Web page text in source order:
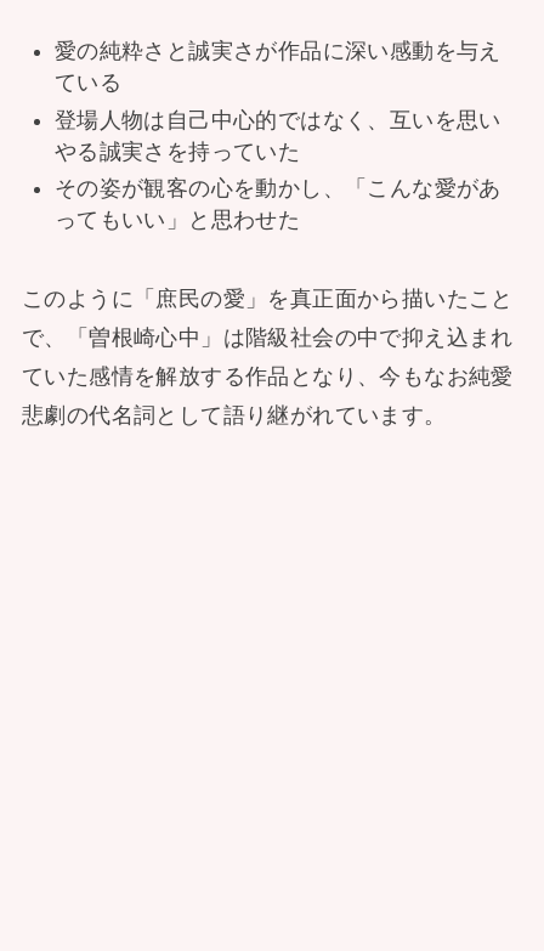
愛の純粋さと誠実さが作品に深い感動を与え
ている
登場人物は自己中心的ではなく、互いを思い
やる誠実さを持っていた
その姿が観客の心を動かし、「こんな愛があ
ってもいい」と思わせた
このように「庶民の愛」を真正面から描いたこと
で、「曽根崎心中」は階級社会の中で抑え込まれ
ていた感情を解放する作品となり、今もなお純愛
悲劇の代名詞として語り継がれています。